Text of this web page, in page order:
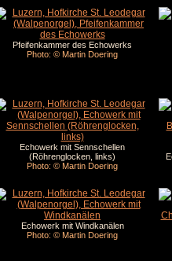
Pfeifenkammer des Echowerks
Photo: © Martin Doering
Echowerk mit Sennschellen
(Röhrenglocken, links)
Photo: © Martin Doering
Echowerk mit Windkanälen
Photo: © Martin Doering